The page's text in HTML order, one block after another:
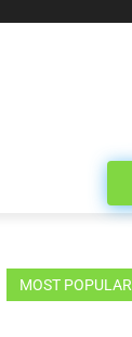
MOST POPULAR